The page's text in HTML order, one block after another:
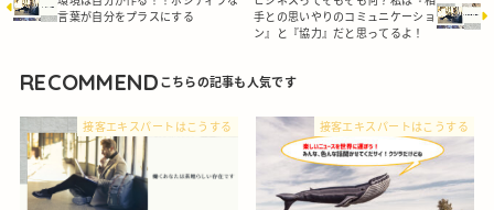
言葉が自分をプラスにする
手との思いやりのコミュニケーショ
ン』と『協力』だと思ってるよ！
RECOMMEND
接客エキスパートはこうする 接客エキスパートはこうする